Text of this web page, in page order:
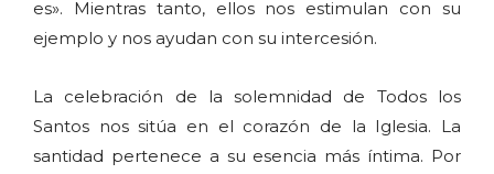
es». Mientras tanto, ellos nos estimulan con su
ejemplo y nos ayudan con su intercesión.
La celebración de la solemnidad de Todos los
Santos nos sitúa en el corazón de la Iglesia. La
santidad pertenece a su esencia más íntima. Por